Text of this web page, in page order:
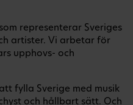
representerar Sveriges
artister. Vi arbetar för
upphovs- och
fylla Sverige med musik
och hållbart sätt. Och